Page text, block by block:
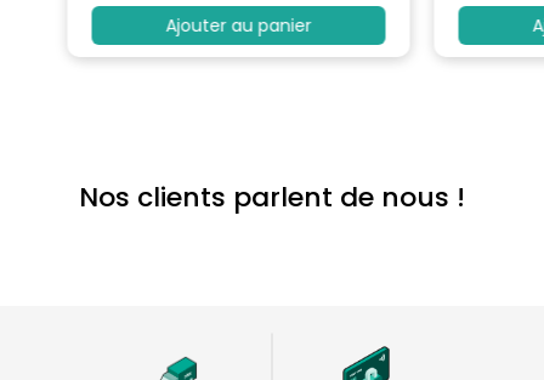
Ajouter au panier
Nos clients parlent de nous !